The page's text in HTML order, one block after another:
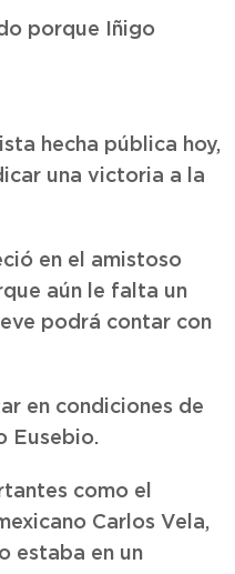
porque Iñigo
hecha pública hoy,
una victoria a la
en el amistoso
aún le falta un
podrá contar con
en condiciones de
Eusebio.
como el
Carlos Vela,
estaba en un